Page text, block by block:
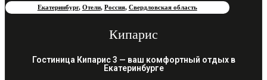
Екатеринбург, Отели, Россия, Свердловская область
Кипарис
Гостиница Кипарис 3 — ваш комфортный отдых в
Екатеринбурге